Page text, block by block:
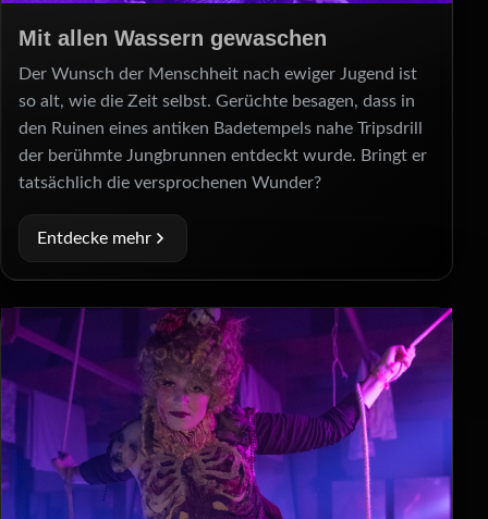
Mit allen Wassern gewaschen
Der Wunsch der Menschheit nach ewiger Jugend ist
so alt, wie die Zeit selbst. Gerüchte besagen, dass in
den Ruinen eines antiken Badetempels nahe Tripsdrill
der berühmte Jungbrunnen entdeckt wurde. Bringt er
tatsächlich die versprochenen Wunder?
Entdecke mehr